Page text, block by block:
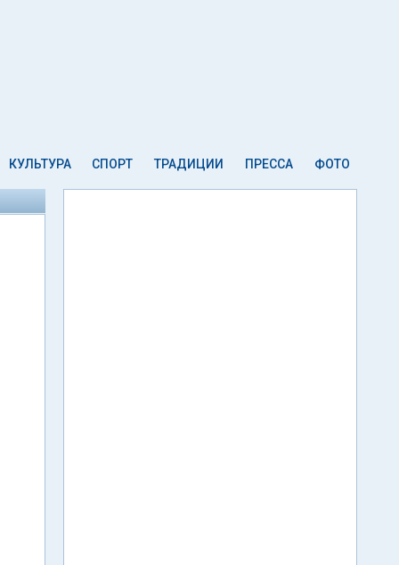
КУЛЬТУРА СПОРТ ТРАДИЦИИ ПРЕССА ФОТО